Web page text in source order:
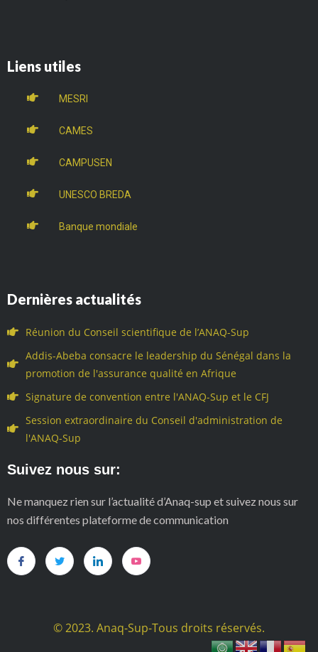
Liens utiles
MESRI
CAMES
CAMPUSEN
UNESCO BREDA
Banque mondiale
Dernières actualités
Réunion du Conseil scientifique de l’ANAQ-Sup
Addis-Abeba consacre le leadership du Sénégal dans la
promotion de l'assurance qualité en Afrique
Signature de convention entre l'ANAQ-Sup et le CFJ
Session extraordinaire du Conseil d'administration de
l'ANAQ-Sup
Suivez nous sur:
Ne manquez rien sur l’actualité d’Anaq-sup et suivez nous sur
nos différentes plateforme de communication
© 2023. Anaq-Sup-Tous droits réservés.